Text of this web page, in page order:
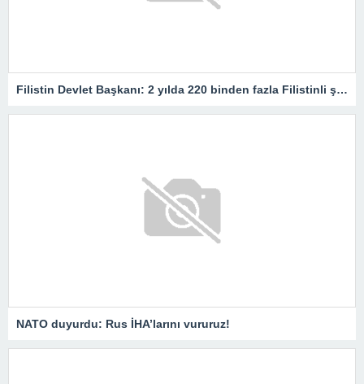
Filistin Devlet Başkanı: 2 yılda 220 binden fazla Filistinli şehit oldu ve yaralandı
NATO duyurdu: Rus İHA’larını vururuz!